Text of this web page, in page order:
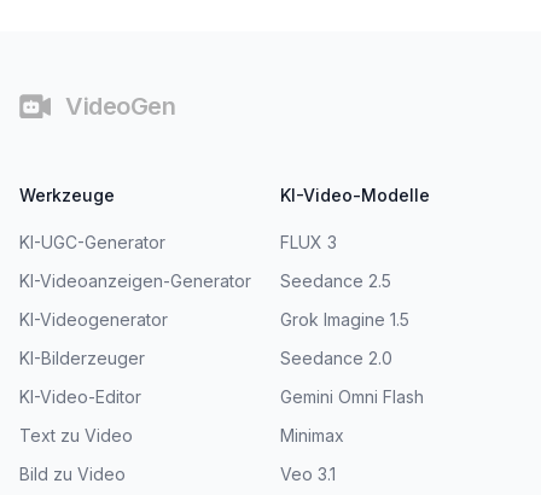
VideoGen
Werkzeuge
KI-UGC-Generator
KI-Videoanzeigen-Generator
KI-Videogenerator
KI-Bilderzeuger
KI-Video-Editor
Text zu Video
Bild zu Video
KI-Video-Modelle
FLUX 3
Seedance 2.5
Grok Imagine 1.5
Seedance 2.0
Gemini Omni Flash
Minimax
Veo 3.1